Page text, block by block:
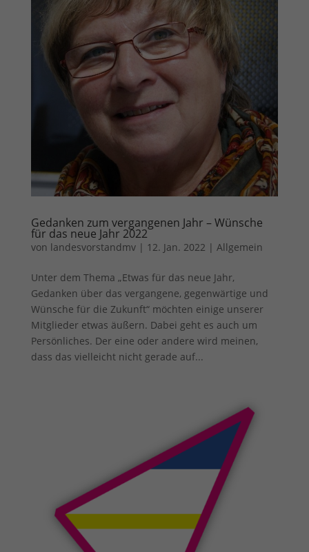
Gedanken zum vergangenen Jahr – Wünsche
für das neue Jahr 2022
von landesvorstandmv| 12. Jan. 2022 | Allgemein
Unter dem Thema „Etwas für das neue Jahr,
Gedanken über das vergangene, gegenwärtige und
Wünsche für die Zukunft“ möchten einige unserer
Mitglieder etwas äußern. Dabei geht es auch um
Persönliches. Der eine oder andere wird meinen,
dass das vielleicht nicht gerade auf...